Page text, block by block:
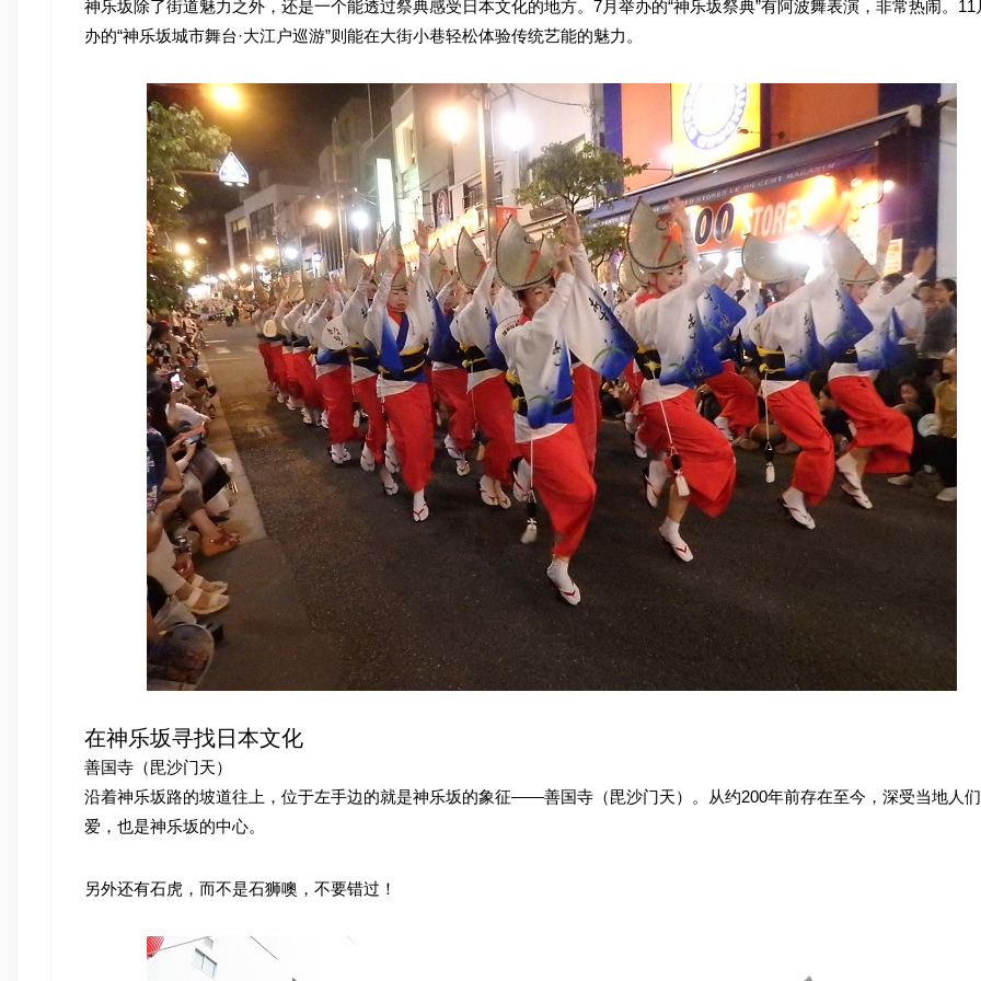
神乐坂除了街道魅力之外，还是一个能透过祭典感受日本文化的地方。7月举办的“神乐坂祭典”有阿波舞表演，非常热闹。11
办的“神乐坂城市舞台·大江户巡游”则能在大街小巷轻松体验传统艺能的魅力。
在神乐坂寻找日本文化
善国寺（毘沙门天）
沿着神乐坂路的坡道往上，位于左手边的就是神乐坂的象征——善国寺（毘沙门天）。从约200年前存在至今，深受当地人
爱，也是神乐坂的中心。
另外还有石虎，而不是石狮噢，不要错过！